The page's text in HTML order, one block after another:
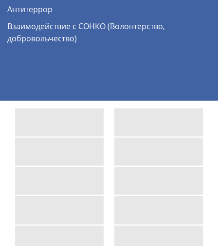
Антитеррор
Взаимодействие с СОНКО (Волонтерство,
добровольчество)